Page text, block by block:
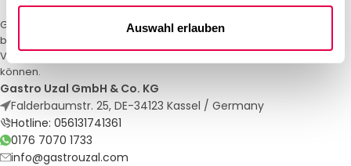
Auswahl erlauben
Gastro Uzal – Ihr Spezialist für Gastronomiemöbel und -textilien. Wir
bieten maßgeschneiderte Lösungen für Restaurants, Hotels und
Veranstaltungen. Qualität und Service, auf die Sie sich verlassen
können.
Gastro Uzal GmbH & Co. KG
Falderbaumstr. 25, DE-34123 Kassel / Germany
Hotline: 056131741361
0176 7070 1733
info@gastrouzal.com